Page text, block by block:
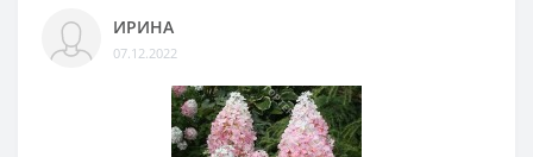
ИРИНА
07.12.2022